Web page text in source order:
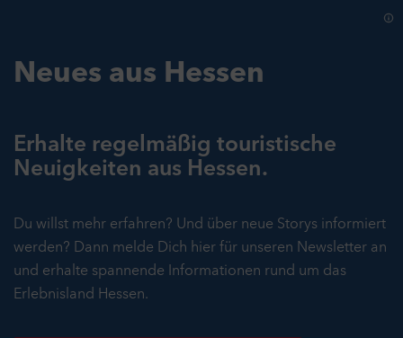
Neues aus Hessen
Erhalte regelmäßig touristische
Neuigkeiten aus Hessen.
Du willst mehr erfahren? Und über neue Storys informiert
werden? Dann melde Dich hier für unseren Newsletter an
und erhalte spannende Informationen rund um das
Erlebnisland Hessen.